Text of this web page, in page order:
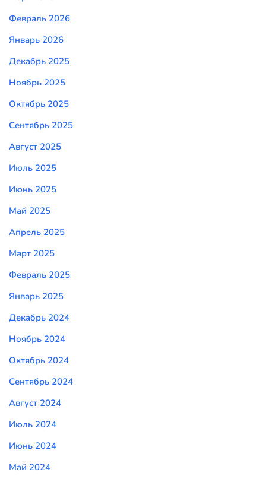
Февраль 2026
Январь 2026
Декабрь 2025
Ноябрь 2025
Октябрь 2025
Сентябрь 2025
Август 2025
Июль 2025
Июнь 2025
Май 2025
Апрель 2025
Март 2025
Февраль 2025
Январь 2025
Декабрь 2024
Ноябрь 2024
Октябрь 2024
Сентябрь 2024
Август 2024
Июль 2024
Июнь 2024
Май 2024